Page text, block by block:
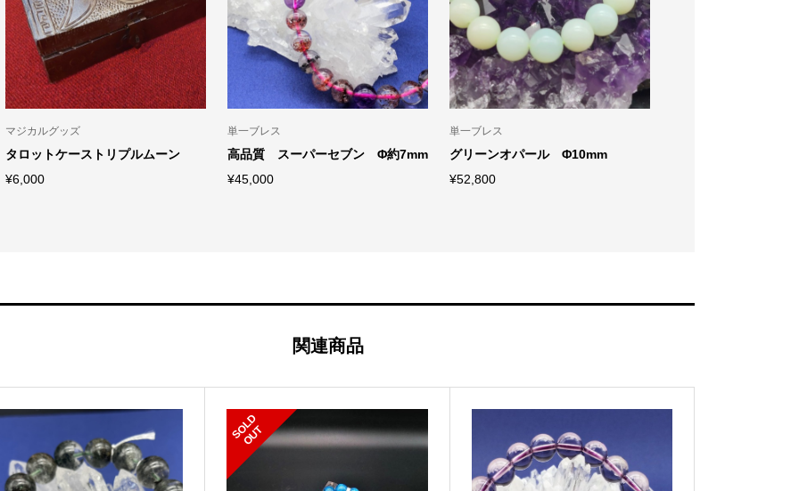
マジカルグッズ
タロットケーストリプルムーン
¥6,000
単一ブレス
高品質 スーパーセブン Φ約7mm
¥45,000
単一ブレス
グリーンオパール Φ10mm
¥52,800
関連商品
S
O
L
D
O
U
T